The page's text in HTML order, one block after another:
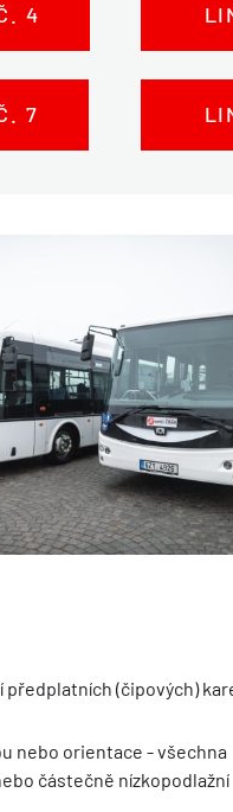
4
7
předplatních (čipových)
nebo orientace - všechna
částečně nízkopodlažní